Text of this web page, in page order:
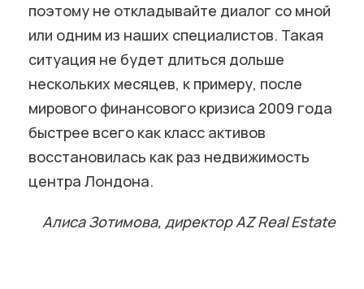
поэтому не откладывайте диалог со мной
или одним из наших специалистов. Такая
ситуация не будет длиться дольше
нескольких месяцев, к примеру, после
мирового финансового кризиса 2009 года
быстрее всего как класс активов
восстановилась как раз недвижимость
центра Лондона.
Алиса Зотимова, директор AZ Real Estate